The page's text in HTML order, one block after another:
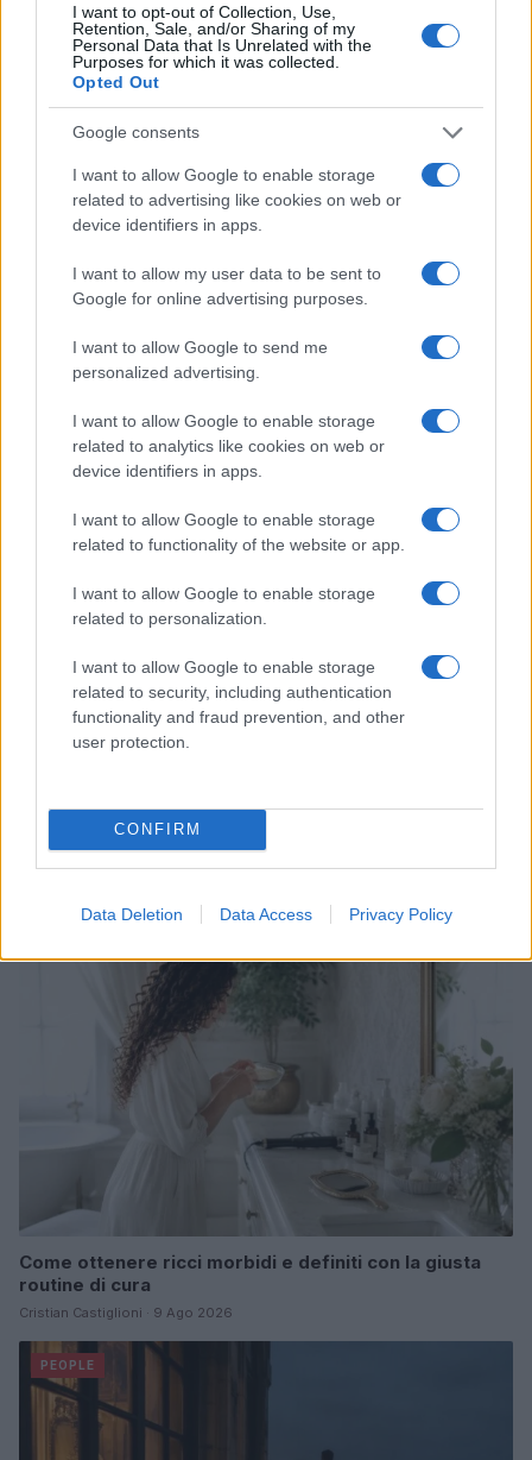
I want to opt-out of Collection, Use,
Retention, Sale, and/or Sharing of my
Personal Data that Is Unrelated with the
Purposes for which it was collected.
Opted Out
Google consents
I want to allow Google to enable storage
related to advertising like cookies on web or
device identifiers in apps.
I want to allow my user data to be sent to
Google for online advertising purposes.
I want to allow Google to send me
personalized advertising.
I want to allow Google to enable storage
related to analytics like cookies on web or
device identifiers in apps.
I want to allow Google to enable storage
related to functionality of the website or app.
I want to allow Google to enable storage
related to personalization.
I want to allow Google to enable storage
related to security, including authentication
functionality and fraud prevention, and other
user protection.
CONFIRM
Data Deletion Data Access Privacy Policy
Continua a leggere
Come il face icing può trasformare la tua routine di
bellezza
Come ottenere ricci morbidi e definiti con la giusta
routine di cura
Cristian Castiglioni · 9 Ago 2026
PEOPLE